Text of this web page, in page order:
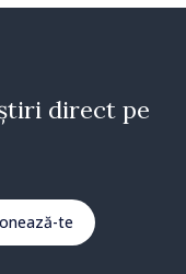
direct pe
te